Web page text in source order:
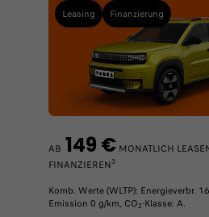
Leasing Finanzierung
AB 149 € MONATLICH
FINANZIEREN3
Komb. Werte (WLTP): Energieverbr.
Emission 0 g/km, CO2-Klasse: A.